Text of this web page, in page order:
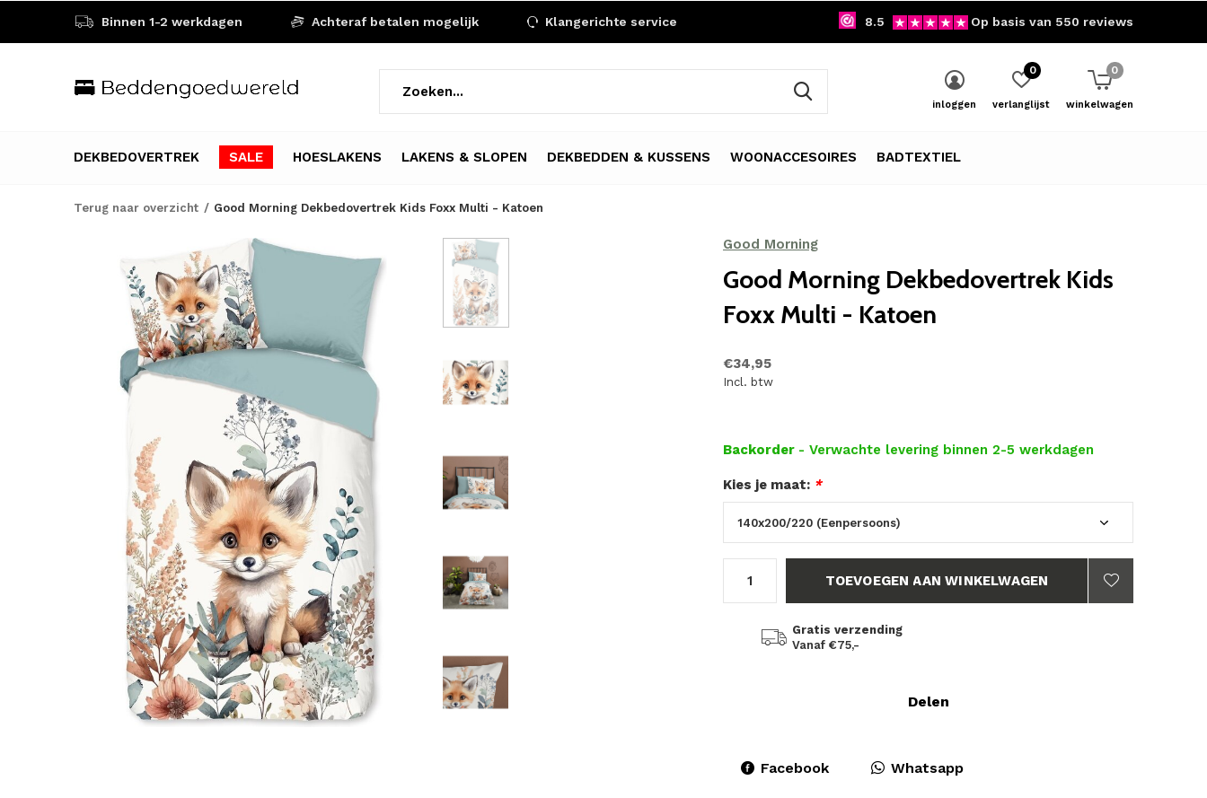
DEKBEDOVERTREK SALE HOESLAKENS LAKENS & SLOPEN DEKBEDDEN & KUSSENS WOONACCESOIRES BADTEXTIEL
inloggen verlanglijst
0
winkelwagen
0
Binnen 1-2 werkdagen Achteraf betalen mogelijk Klangerichte service 8.5 Op basis van 550 reviews
Terug naar overzicht Good Morning Dekbedovertrek Kids Foxx Multi - Katoen
Good Morning
Good Morning Dekbedovertrek Kids
Foxx Multi - Katoen
€34,95
Incl. btw
Backorder - Verwachte levering binnen 2-5 werkdagen
Kies je maat: *
TOEVOEGEN AAN WINKELWAGEN
Gratis verzending
Vanaf €75,-
Delen
Facebook Whatsapp